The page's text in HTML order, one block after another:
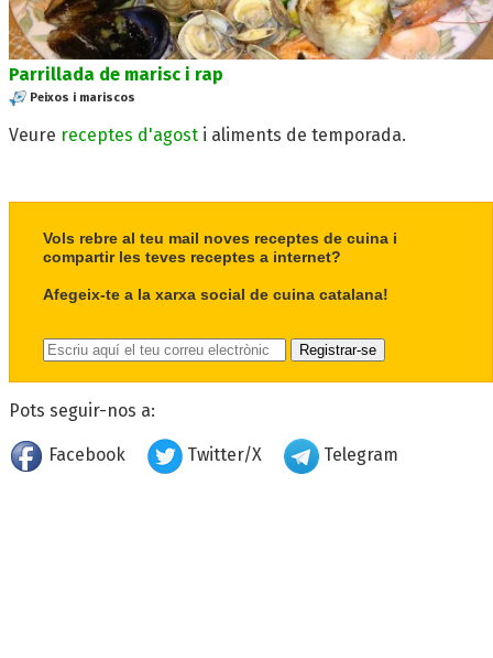
Parrillada de marisc i rap
Peixos i mariscos
Veure receptes d'agost i aliments de temporada.
Vols rebre al teu mail noves receptes de cuina i
compartir les teves receptes a internet?
Afegeix-te a la xarxa social de cuina catalana!
Pots seguir-nos a:
Facebook Twitter/X Telegram